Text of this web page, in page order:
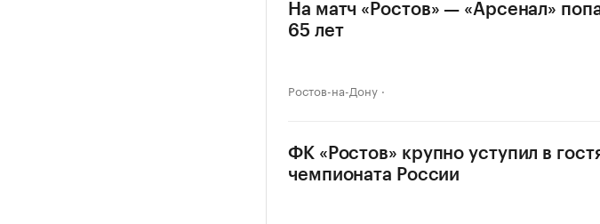
На матч «Ростов» — «Арсенал»
65 лет
Ростов-на-Дону
ФК «Ростов» крупно уступил в
чемпионата России